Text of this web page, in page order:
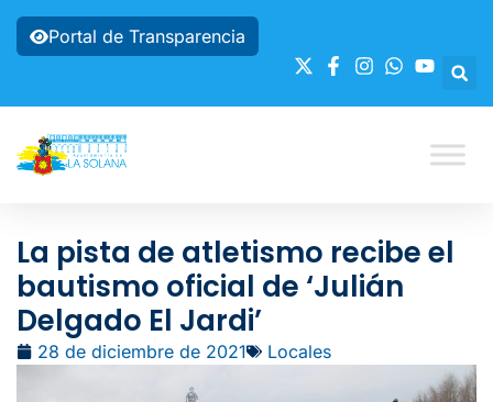
Portal de Transparencia
La pista de atletismo recibe el
bautismo oficial de ‘Julián
Delgado El Jardi’
28 de diciembre de 2021 Locales